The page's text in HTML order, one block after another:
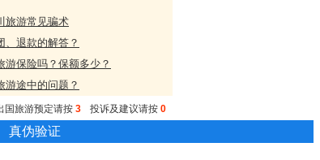
旅游常见骗术
、退款的解答？
游保险吗？保额多少？
游途中的问题？
国旅游预定请按 3 投诉及建议请按 0
真伪验证